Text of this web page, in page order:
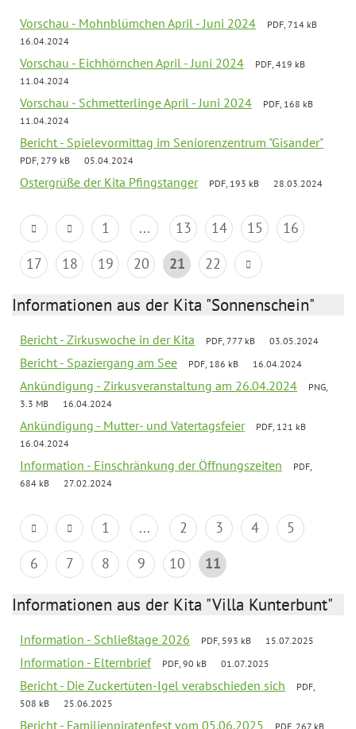
Vorschau - Mohnblümchen April - Juni 2024
PDF, 714 kB
16.04.2024
Vorschau - Eichhörnchen April - Juni 2024
PDF, 419 kB
11.04.2024
Vorschau - Schmetterlinge April - Juni 2024
PDF, 168 kB
11.04.2024
Bericht - Spielevormittag im Seniorenzentrum "Gisander"
PDF, 279 kB 05.04.2024
Ostergrüße der Kita Pfingstanger PDF, 193 kB 28.03.2024
1 ... 13 14 15
16
17
18 19 20 21 22
Informationen aus der Kita "Sonnenschein"
Bericht - Zirkuswoche in der Kita PDF, 777 kB 03.05.2024
Bericht - Spaziergang am See PDF, 186 kB 16.04.2024
Ankündigung - Zirkusveranstaltung am 26.04.2024
PNG,
3.3 MB
16.04.2024
Ankündigung - Mutter- und Vatertagsfeier
PDF, 121 kB
16.04.2024
Information - Einschränkung der Öffnungszeiten
PDF,
684 kB
27.02.2024
1 ... 2 3 4
5
6
7 8 9 10 11
Informationen aus der Kita "Villa Kunterbunt"
Information - Schließtage 2026 PDF, 593 kB 15.07.2025
Information - Elternbrief PDF, 90 kB 01.07.2025
Bericht - Die Zuckertüten-Igel verabschieden sich
PDF,
508 kB
25.06.2025
Bericht - Familienpiratenfest vom 05.06.2025 PDF, 267 kB